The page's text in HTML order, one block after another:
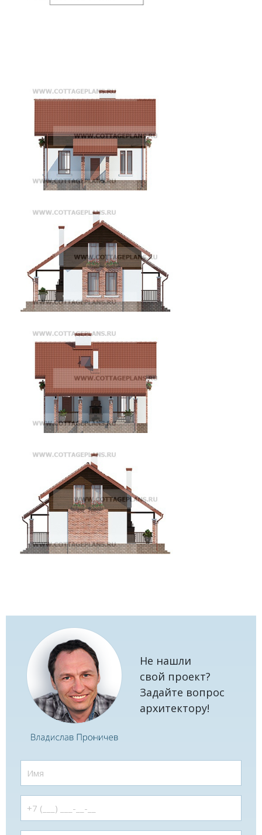
Не нашли
свой проект?
Задайте вопрос
архитектору!